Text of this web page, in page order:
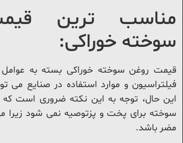
ترین
خوراکی:
روغن سوخته خوراکی بسته به عوامل
و موارد استفاده در صنایع می
حال، توجه به این نکته ضروری است که
برای پخت و پزتوصیه نمی شود زیرا می
باشد.